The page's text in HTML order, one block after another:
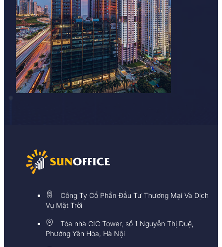
Công Ty Cổ Phần Đầu Tư Thương Mại Và Dịch
Vụ Mặt Trời
Tòa nhà CIC Tower, số 1 Nguyễn Thị Duệ,
Phường Yên Hòa, Hà Nội